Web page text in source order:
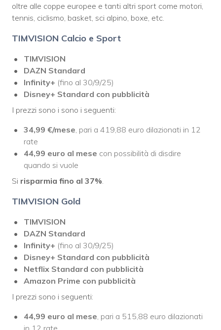
oltre alle coppe europee e tanti altri sport come motori,
tennis, ciclismo, basket, sci alpino, boxe, etc.
TIMVISION Calcio e Sport
TIMVISION
DAZN Standard
Infinity+ (fino al 30/9/25)
Disney+ Standard con pubblicità
I prezzi sono i sono i seguenti:
34,99 €/mese, pari a 419,88 euro dilazionati in 12
rate
44,99 euro al mese con possibilità di disdire
quando si vuole
Si risparmia fino al 37%.
TIMVISION Gold
TIMVISION
DAZN Standard
Infinity+ (fino al 30/9/25)
Disney+ Standard con pubblicità
Netflix Standard con pubblicità
Amazon Prime con pubblicità
I prezzi sono i seguenti:
44,99 euro al mese, pari a 515,88 euro dilazionati